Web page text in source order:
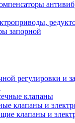
запорной
регулировки и
клапаны
клапаны и
клапаны и